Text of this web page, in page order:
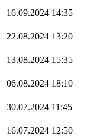
16.09.2024 14:35
22.08.2024 13:20
13.08.2024 15:35
06.08.2024 18:10
30.07.2024 11:45
16.07.2024 12:50